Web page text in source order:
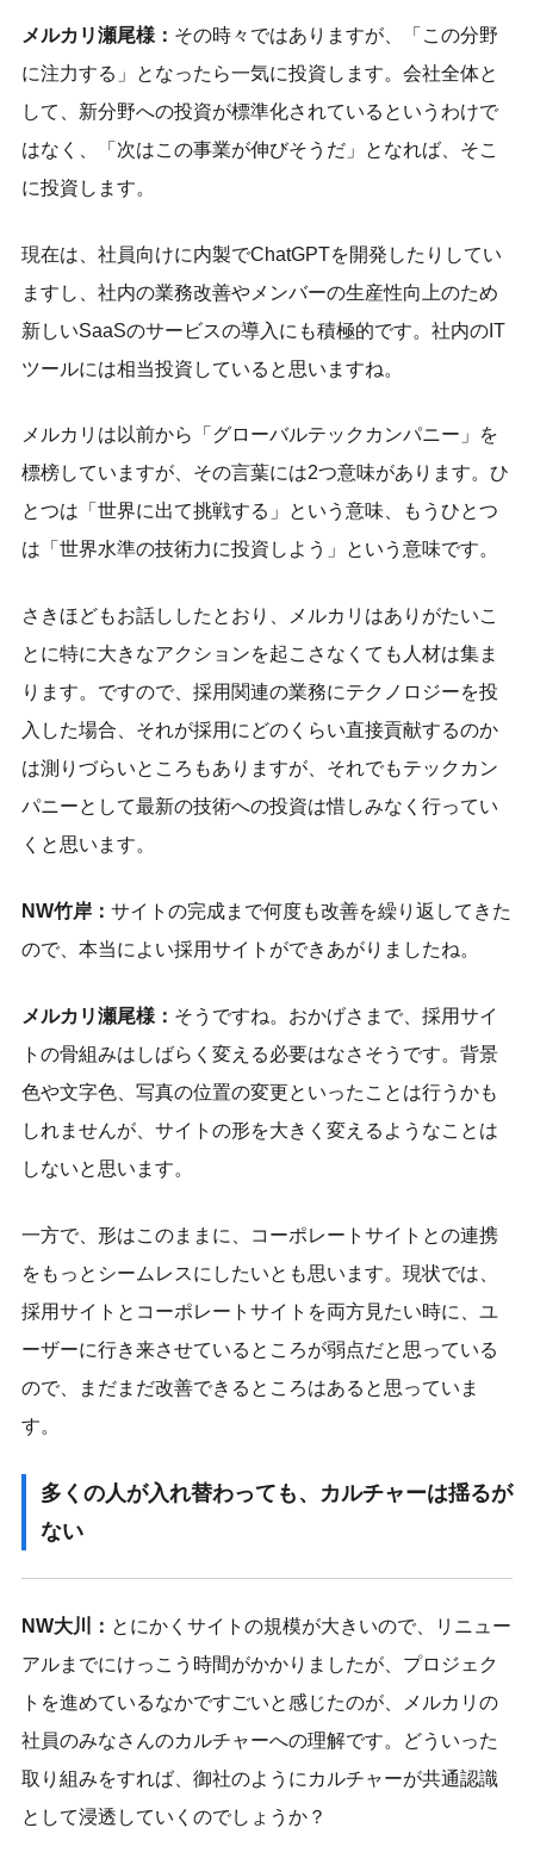
メルカリ瀬尾様： その時々ではありますが、「この分野
に注力する」となったら一気に投資します。会社全体と
して、新分野への投資が標準化されているというわけで
はなく、「次はこの事業が伸びそうだ」となれば、そこ
に投資します。
現在は、社員向けに内製でChatGPTを開発したりしてい
ますし、社内の業務改善やメンバーの生産性向上のため
新しいSaaSのサービスの導入にも積極的です。社内のIT
ツールには相当投資していると思いますね。
メルカリは以前から「グローバルテックカンパニー」を
標榜していますが、その言葉には2つ意味があります。ひ
とつは「世界に出て挑戦する」という意味、もうひとつ
は「世界水準の技術力に投資しよう」という意味です。
さきほどもお話ししたとおり、メルカリはありがたいこ
とに特に大きなアクションを起こさなくても人材は集ま
ります。ですので、採用関連の業務にテクノロジーを投
入した場合、それが採用にどのくらい直接貢献するのか
は測りづらいところもありますが、それでもテックカン
パニーとして最新の技術への投資は惜しみなく行ってい
くと思います。
NW竹岸： サイトの完成まで何度も改善を繰り返してきた
ので、本当によい採用サイトができあがりましたね。
メルカリ瀬尾様： そうですね。おかげさまで、採用サイ
トの骨組みはしばらく変える必要はなさそうです。背景
色や文字色、写真の位置の変更といったことは行うかも
しれませんが、サイトの形を大きく変えるようなことは
しないと思います。
一方で、形はこのままに、コーポレートサイトとの連携
をもっとシームレスにしたいとも思います。現状では、
採用サイトとコーポレートサイトを両方見たい時に、ユ
ーザーに行き来させているところが弱点だと思っている
ので、まだまだ改善できるところはあると思っていま
す。
多くの人が入れ替わっても、カルチャーは揺るが
ない
NW大川： とにかくサイトの規模が大きいので、リニュー
アルまでにけっこう時間がかかりましたが、プロジェク
トを進めているなかですごいと感じたのが、メルカリの
社員のみなさんのカルチャーへの理解です。どういった
取り組みをすれば、御社のようにカルチャーが共通認識
として浸透していくのでしょうか？